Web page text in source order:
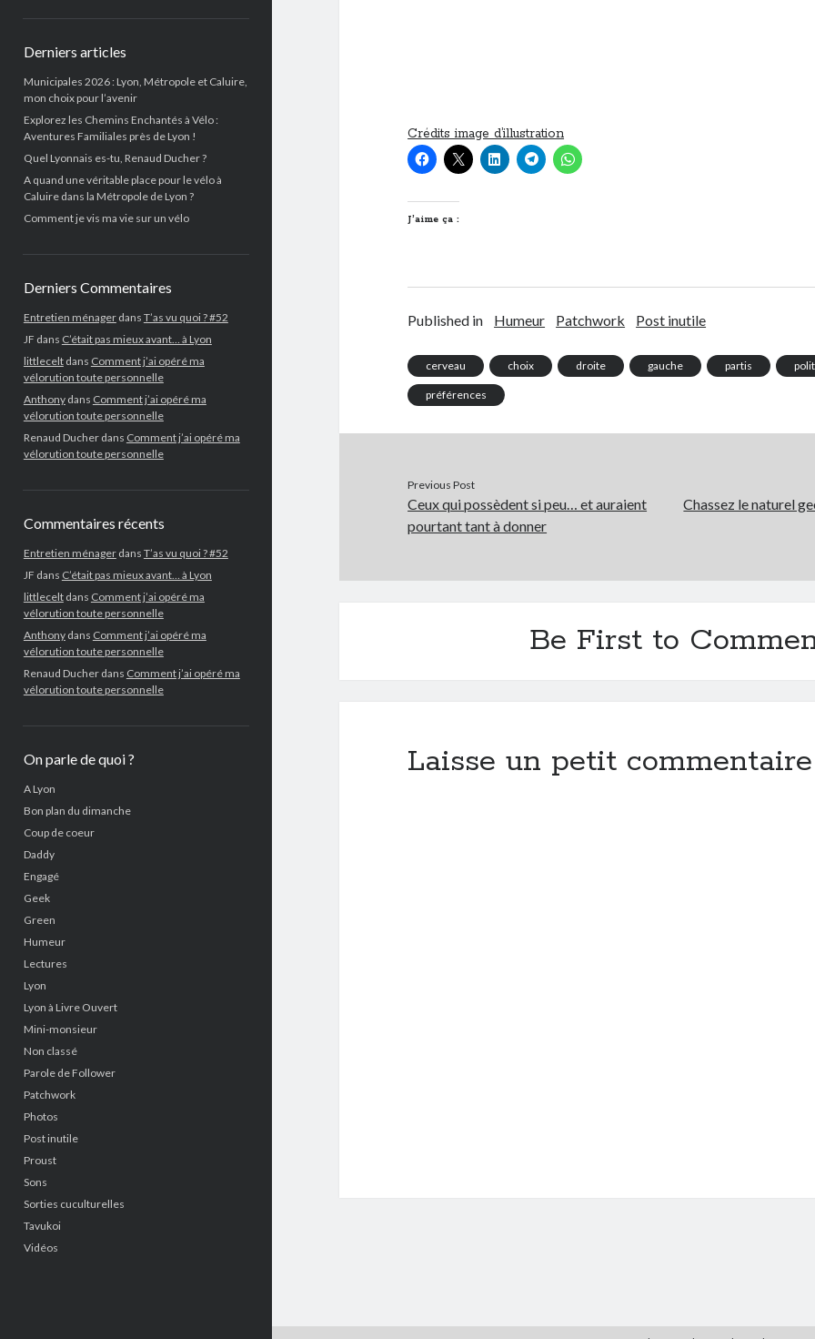
Derniers articles
Municipales 2026 : Lyon, Métropole et Caluire,
mon choix pour l’avenir
Explorez les Chemins Enchantés à Vélo :
Aventures Familiales près de Lyon !
Quel Lyonnais es-tu, Renaud Ducher ?
A quand une véritable place pour le vélo à
Caluire dans la Métropole de Lyon ?
Comment je vis ma vie sur un vélo
Derniers Commentaires
Entretien ménagerdans T’as vu quoi ? #52
JF dans C’était pas mieux avant… à Lyon
littleceltdans Comment j’ai opéré ma
vélorution toute personnelle
Anthonydans Comment j’ai opéré ma
vélorution toute personnelle
Renaud Ducherdans Comment j’ai opéré ma
vélorution toute personnelle
Commentaires récents
Entretien ménagerdans T’as vu quoi ? #52
JF dans C’était pas mieux avant… à Lyon
littleceltdans Comment j’ai opéré ma
vélorution toute personnelle
Anthonydans Comment j’ai opéré ma
vélorution toute personnelle
Renaud Ducherdans Comment j’ai opéré ma
vélorution toute personnelle
On parle de quoi ?
A Lyon
Bon plan du dimanche
Coup de coeur
Daddy
Engagé
Geek
Green
Humeur
Lectures
Lyon
Lyon à Livre Ouvert
Mini-monsieur
Non classé
Parole de Follower
Patchwork
Photos
Post inutile
Proust
Sons
Sorties cuculturelles
Tavukoi
Vidéos
Crédits image d’illustration
J’aime ça :
Published in Humeur Patchwork Post inutile
cerveau choix droite gauche partis
préférences
Previous Post
Ceux qui possèdent si peu… et auraient
pourtant tant à donner
Chassez le naturel
Be First to
Laisse un petit commentaire